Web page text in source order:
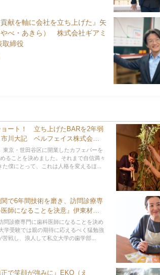
貢献を軸に会社を立ち上げた』矢
べ・あきら） 株式会社ギアミ
取締役
ョート！ 立ち上げたBARを2年弱
市川大記 ベルフェイス株式会
東京・世田谷区に開業したカフェバーを
ることを決めました。それまで自信満々
た僕にとって、これは人格を変えるほ...
関で6年間技術を磨き、訪問診療専
師になることを決意』伊東材祐
・さいゆう） 訪問歯科医師
問診療専門に歯科医師になることを決め
学受験では親の期待に応えるべく猛勉強
苦戦し、浪人して私立大学の歯学部...
正で笑顔が強みに』EKO（え